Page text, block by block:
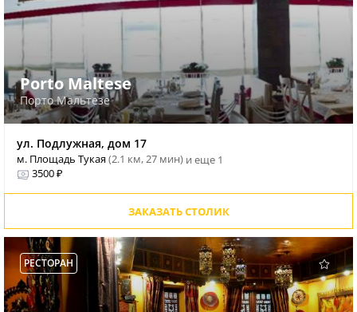
Porto Maltese
Порто Мальтезе
ул. Подлужная, дом 17
м. Площадь Тукая(2.1 км, 27 мин) и еще 1
3500 ₽
ЗАКАЗАТЬ СТОЛИК
РЕСТОРАН